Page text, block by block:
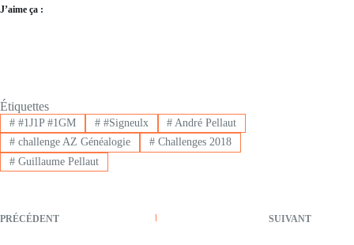
J’aime ça :
Étiquettes
##1J1P #1GM ##Signeulx # André Pellaut
#challenge AZ Généalogie #Challenges 2018
#Guillaume Pellaut
PRÉCÉDENT SUIVANT